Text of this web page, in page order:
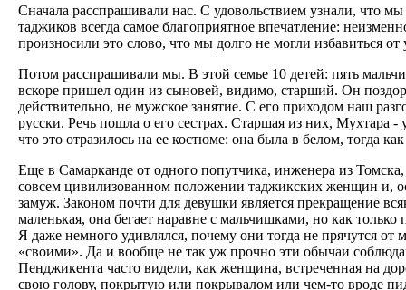
Сначала расспрашивали нас. С удовольствием узнали, что
таджиков всегда самое благоприятное впечатление:
произносили это слово, что мы долго не могли избавиться
Потом расспрашивали мы. В этой семье 10 детей: пять
вскоре пришел один из сыновей, видимо, старший. Он
действительно, не мужское занятие. С его приходом наш
русски. Речь пошла о его сестрах. Старшая из них, Мухтара
что это отразилось на ее костюме: она была в белом, тогда
Еще в Самарканде от одного попутчика, инженера из
совсем цивилизованном положении таджикских женщин и,
замуж. Законом почти для девушки является прекращение
маленькая, она бегает наравне с мальчишками, но как
Я даже немного удивлялся, почему они тогда не прячутся
«своими». Да и вообще не так уж прочно эти обычаи
Пенджикента часто видели, как женщина, встреченная на
свою голову, покрытую или покрывалом или чем-то вроде